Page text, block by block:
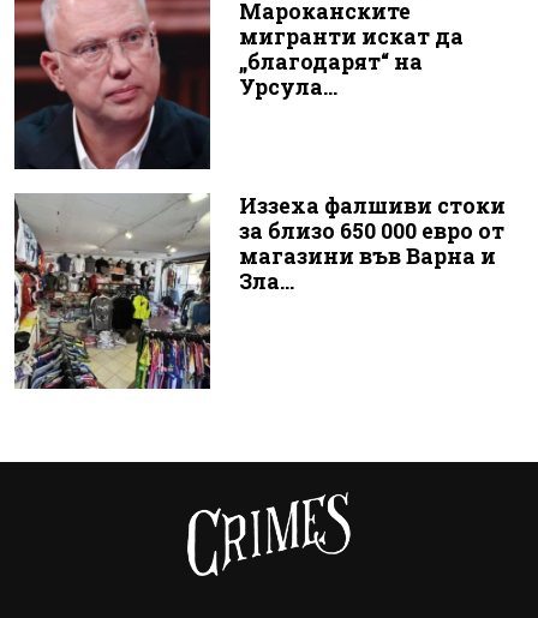
Мароканските
мигранти искат да
„благодарят“ на
Урсула...
Иззеха фалшиви стоки
за близо 650 000 евро от
магазини във Варна и
Зла...